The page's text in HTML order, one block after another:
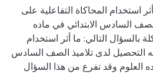
استخدام المحاكاة التفاعلية على
السادس الابتدائي في ماده
بالسؤال التالي: ما أثر استخدام
التحصيل لدى تلاميذ الصف السادس
العلوم وقد تفرع من هذا السؤال